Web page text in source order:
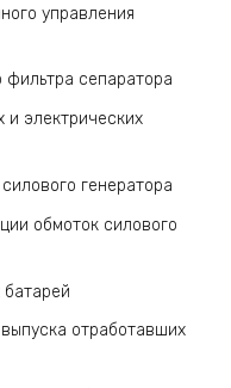
управления
фильтра сепаратора
и электрических
генератора
обмоток силового
отработавших